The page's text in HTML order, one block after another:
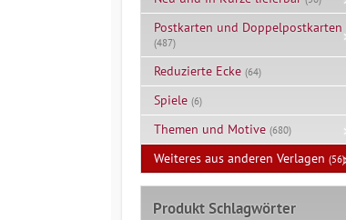
Postkarten und Doppelpostkarten
(487)
Reduzierte Ecke (64)
Spiele (6)
Themen und Motive (680)
Weiteres aus anderen Verlagen (56)
Produkt Schlagwörter